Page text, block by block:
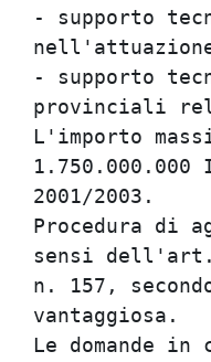
- supporto
- supporto
L'importo
Procedura
sensi
n. 157,
Le